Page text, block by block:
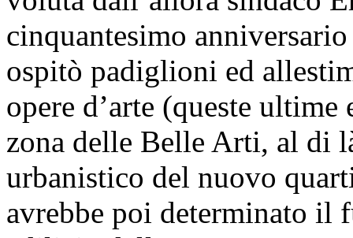
cinquantesimo
ospitò padiglioni ed
opere d’arte (queste
zona delle Belle Arti, al di
urbanistico del nuovo
avrebbe poi determinato il